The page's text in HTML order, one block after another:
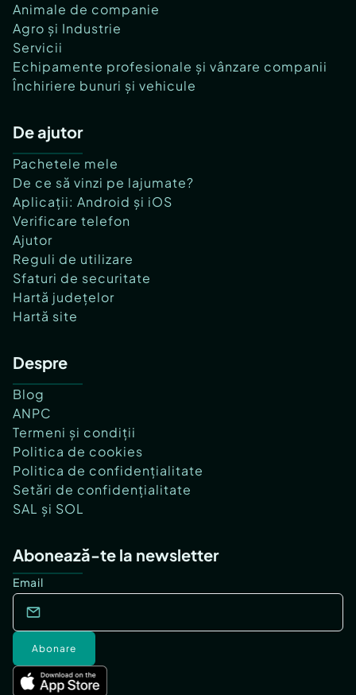
Animale de companie
Agro și Industrie
Servicii
Echipamente profesionale și vânzare companii
Închiriere bunuri și vehicule
De ajutor
Pachetele mele
De ce să vinzi pe lajumate?
Aplicații: Android și iOS
Verificare telefon
Ajutor
Reguli de utilizare
Sfaturi de securitate
Hartă județelor
Hartă site
Despre
Blog
ANPC
Termeni și condiții
Politica de cookies
Politica de confidențialitate
Setări de confidențialitate
SAL și SOL
Abonează-te la newsletter
Email
Abonare